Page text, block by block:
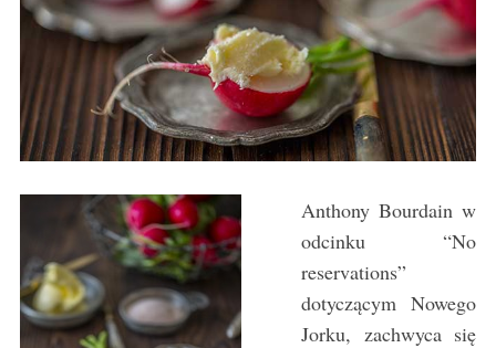
Anthony Bourdain w
odcinku “No
reservations”
dotyczącym Nowego
Jorku, zachwyca się